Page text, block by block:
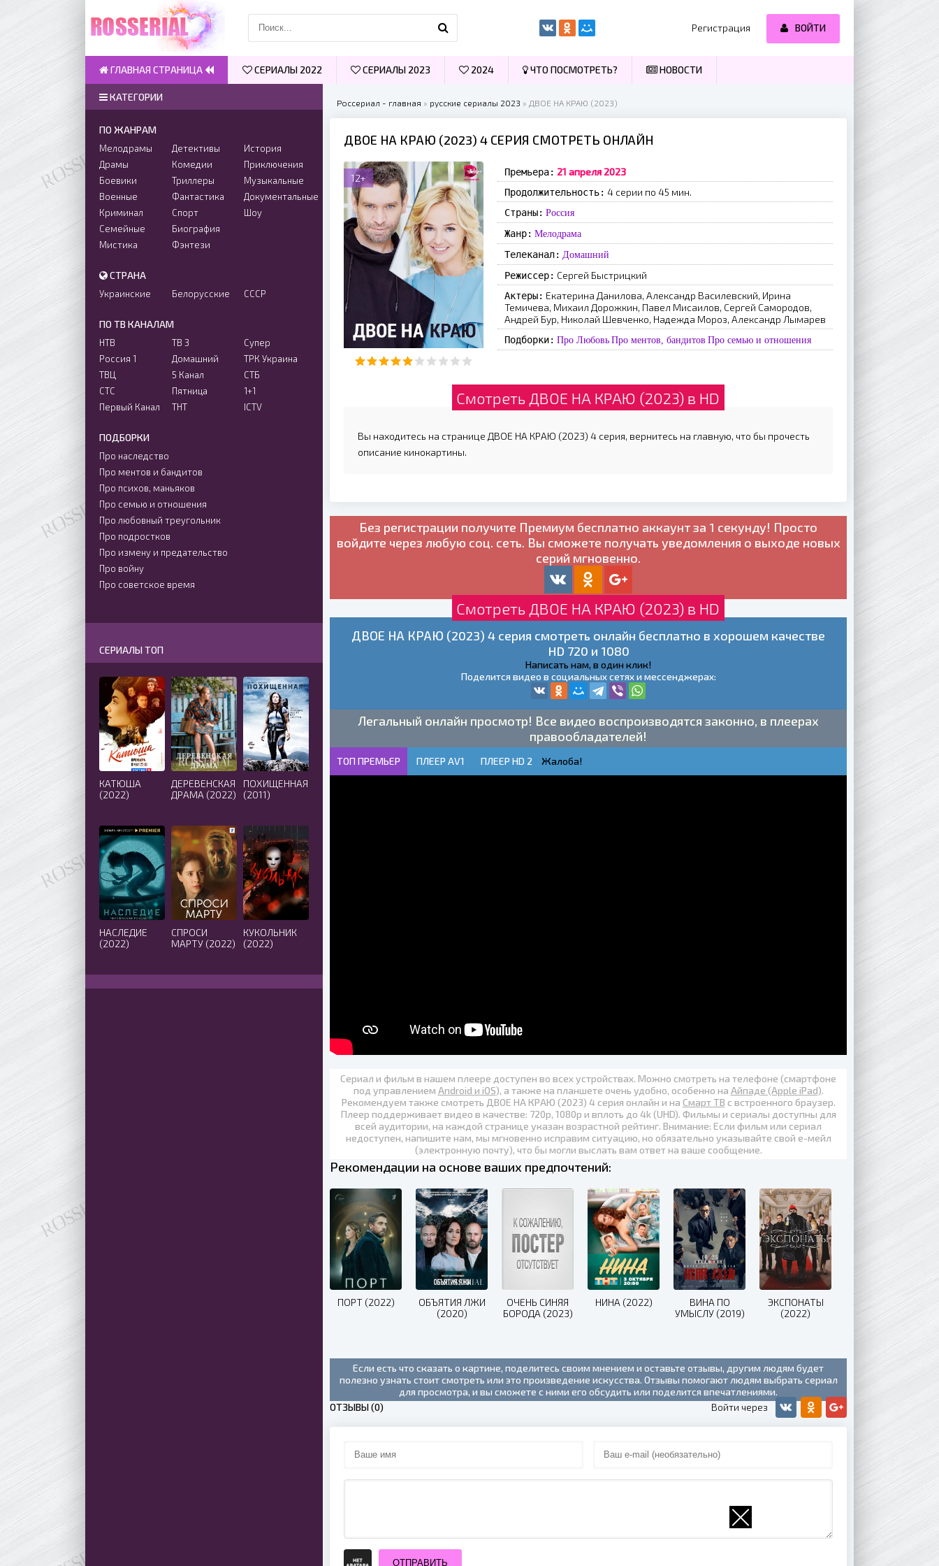
Россериал - главная » русские сериалы 2023 » ДВОЕ НА КРАЮ (2023)
ДВОЕ НА КРАЮ (2023) 4 СЕРИЯ СМОТРЕТЬ ОНЛАЙН
12+ Премьера: 21 апреля 2023
Продолжительность: 4 серии по 45 мин.
Страны: Россия
Жанр: Мелодрама
Телеканал: Домашний
Режиссер: Сергей Быстрицкий
Актеры: Екатерина Данилова, Александр Василевский, Ирина
Темичева, Михаил Дорожкин, Павел Мисаилов, Сергей Самородов,
Андрей Бур, Николай Шевченко, Надежда Мороз, Александр Лымарев
Подборки: Про Любовь Про ментов, бандитов Про семью и отношения
Смотреть ДВОЕ НА КРАЮ (2023) в HD
Вы находитесь на странице ДВОЕ НА КРАЮ (2023) 4 серия, вернитесь на главную, что бы прочесть
описание кинокартины.
Без регистрации получите Премиум бесплатно аккаунт за 1 секунду! Просто
войдите через любую соц. сеть. Вы сможете получать уведомления о выходе новых
серий мгновенно.
Смотреть ДВОЕ НА КРАЮ (2023) в HD
ДВОЕ НА КРАЮ (2023) 4 серия смотреть онлайн бесплатно в хорошем качестве
HD 720 и 1080
Написать нам, в один клик!
Поделится видео в социальных сетях и мессенджерах:
Легальный онлайн просмотр! Все видео воспроизводятся законно, в плеерах
правообладателей!
ТОП ПРЕМЬЕР ПЛЕЕР AV1 ПЛЕЕР HD 2 Жалоба!
Сериал и фильм в нашем плеере доступен во всех устройствах. Можно смотреть на телефоне (смартфоне
под управлением Android и iOS), а также на планшете очень удобно, особенно на Айпаде (Apple iPad).
Рекомендуем также смотреть ДВОЕ НА КРАЮ (2023) 4 серия онлайн и на Смарт ТВ с встроенного браузер.
Плеер поддерживает видео в качестве: 720p, 1080p и вплоть до 4k (UHD). Фильмы и сериалы доступны для
всей аудитории, на каждой странице указан возрастной рейтинг. Внимание: Если фильм или сериал
недоступен, напишите нам, мы мгновенно исправим ситуацию, но обязательно указывайте свой е-мейл
(электронную почту), что бы могли выслать вам ответ на ваше сообщение.
Рекомендации на основе ваших предпочтений:
ПОРТ (2022)
ОБЪЯТИЯ ЛЖИ
(2020)
ОЧЕНЬ СИНЯЯ
БОРОДА (2023)
НИНА (2022)
ВИНА ПО
УМЫСЛУ (2019)
ЭКСПОНАТЫ
(2022)
Если есть что сказать о картине, поделитесь своим мнением и оставьте отзывы, другим людям будет
полезно узнать стоит смотреть или это произведение искусства. Отзывы помогают людям выбрать сериал
для просмотра, и вы сможете с ними его обсудить или поделится впечатлениями.
ОТЗЫВЫ (0)
ОТПРАВИТЬ
КАТЕГОРИИ
ПО ЖАНРАМ
Мелодрамы
Драмы
Боевики
Военные
Криминал
Семейные
Мистика
Детективы
Комедии
Триллеры
Фантастика
Спорт
Биография
Фэнтези
История
Приключения
Музыкальные
Документальные
Шоу
СТРАНА
Украинские Белорусские СССР
ПО ТВ КАНАЛАМ
НТВ
Россия 1
ТВЦ
СТС
Первый Канал
ТВ 3
Домашний
5 Канал
Пятница
ТНТ
Супер
ТРК Украина
СТБ
1+1
ICTV
ПОДБОРКИ
Про наследство
Про ментов и бандитов
Про психов, маньяков
Про семью и отношения
Про любовный треугольник
Про подростков
Про измену и предательство
Про войну
Про советское время
СЕРИАЛЫ ТОП
КАТЮША
(2022)
ДЕРЕВЕНСКАЯ
ДРАМА (2022)
ПОХИЩЕННАЯ
(2011)
НАСЛЕДИЕ
(2022)
СПРОСИ
МАРТУ (2022)
КУКОЛЬНИК
(2022)
Регистрация ВОЙТИ
ГЛАВНАЯ СТРАНИЦА СЕРИАЛЫ 2022 СЕРИАЛЫ 2023 2024 ЧТО ПОСМОТРЕТЬ? НОВОСТИ